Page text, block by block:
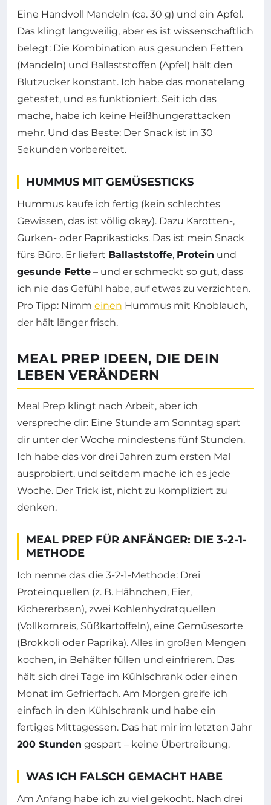
Eine Handvoll Mandeln (ca. 30 g) und ein Apfel.
Das klingt langweilig, aber es ist wissenschaftlich
belegt: Die Kombination aus gesunden Fetten
(Mandeln) und Ballaststoffen (Apfel) hält den
Blutzucker konstant. Ich habe das monatelang
getestet, und es funktioniert. Seit ich das
mache, habe ich keine Heißhungerattacken
mehr. Und das Beste: Der Snack ist in 30
Sekunden vorbereitet.
HUMMUS MIT GEMÜSESTICKS
Hummus kaufe ich fertig (kein schlechtes
Gewissen, das ist völlig okay). Dazu Karotten-,
Gurken- oder Paprikasticks. Das ist mein Snack
fürs Büro. Er liefert Ballaststoffe, Protein und
gesunde Fette – und er schmeckt so gut, dass
ich nie das Gefühl habe, auf etwas zu verzichten.
Pro Tipp: Nimm einen Hummus mit Knoblauch,
der hält länger frisch.
MEAL PREP IDEEN, DIE DEIN
LEBEN VERÄNDERN
Meal Prep klingt nach Arbeit, aber ich
verspreche dir: Eine Stunde am Sonntag spart
dir unter der Woche mindestens fünf Stunden.
Ich habe das vor drei Jahren zum ersten Mal
ausprobiert, und seitdem mache ich es jede
Woche. Der Trick ist, nicht zu kompliziert zu
denken.
MEAL PREP FÜR ANFÄNGER: DIE 3-2-1-
METHODE
Ich nenne das die 3-2-1-Methode: Drei
Proteinquellen (z. B. Hähnchen, Eier,
Kichererbsen), zwei Kohlenhydratquellen
(Vollkornreis, Süßkartoffeln), eine Gemüsesorte
(Brokkoli oder Paprika). Alles in großen Mengen
kochen, in Behälter füllen und einfrieren. Das
hält sich drei Tage im Kühlschrank oder einen
Monat im Gefrierfach. Am Morgen greife ich
einfach in den Kühlschrank und habe ein
fertiges Mittagessen. Das hat mir im letzten Jahr
200 Stunden gespart – keine Übertreibung.
WAS ICH FALSCH GEMACHT HABE
Am Anfang habe ich zu viel gekocht. Nach drei